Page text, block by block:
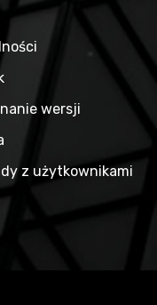
wersji
z użytkownikami